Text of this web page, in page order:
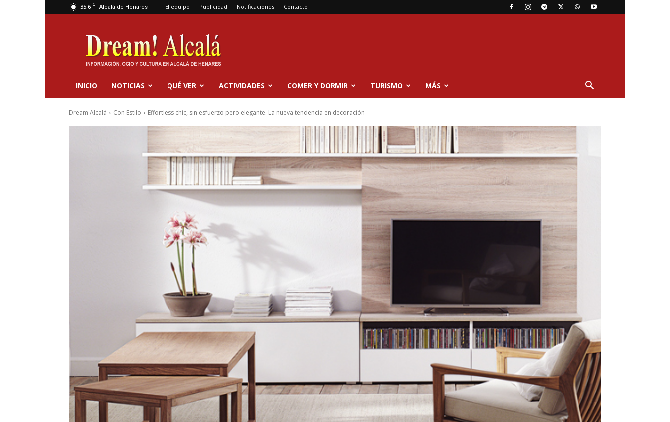
35.6 C Alcalá de Henares El equipo Publicidad Notificaciones Contacto
Dream
Alcalá
INICIO NOTICIAS QUÉ VER ACTIVIDADES COMER Y DORMIR TURISMO MÁS
Dream Alcalá Con Estilo Effortless chic, sin esfuerzo pero elegante. La nueva tendencia en decoración